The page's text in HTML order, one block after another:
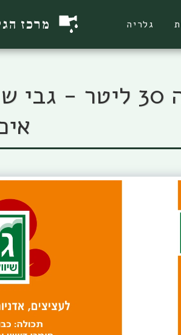
גלריה מרכז